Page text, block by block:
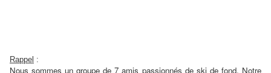
Rappel :
Nous sommes un groupe de 7 amis passionnés de ski de fond. Notre